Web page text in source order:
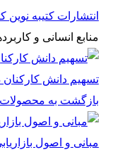
انتشارات کتیبه نوین
منابع انسانی و
تسهیم دانش
بازگشت به محصولات
مبانی و اصول